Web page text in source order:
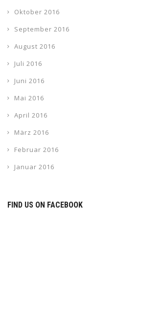
Oktober 2016
September 2016
August 2016
Juli 2016
Juni 2016
Mai 2016
April 2016
März 2016
Februar 2016
Januar 2016
FIND US ON FACEBOOK